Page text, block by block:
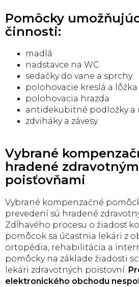
Pomôcky
činnosti:
madlá
nadstavce na WC
sedačky do vane a sprchy
polohovacie kreslá a lôžka
polohovacia hrazda
antidekubitné podložky a
zdviháky a závesy
Vybrané
hradené
poisťovňami
Vybrané kompenzačné
prevedení sú hradené
Zdĺhavého procesu o žiadosť
pomôcok sa účastnia lekári z
ortopédia, rehabilitácia a
pomôcky na základe žiadosti
lekári zdravotných poisťovní.
elektronického obchodu